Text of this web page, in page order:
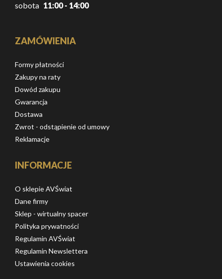
sobota 11:00 - 14:00
ZAMÓWIENIA
Formy płatności
Zakupy na raty
Dowód zakupu
Gwarancja
Dostawa
Zwrot - odstąpienie od umowy
Reklamacje
INFORMACJE
O sklepie AVŚwiat
Dane firmy
Sklep - wirtualny spacer
Polityka prywatności
Regulamin AVŚwiat
Regulamin Newslettera
Ustawienia cookies